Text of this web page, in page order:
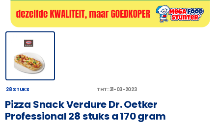
28 STUKS THT: 31-03-2023
Pizza Snack Verdure Dr. Oetker
Professional 28 stuks a 170 gram